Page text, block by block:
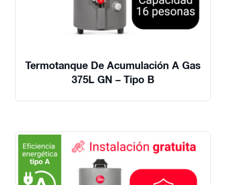
Termotanque De Acumulación A Gas
375L GN – Tipo B